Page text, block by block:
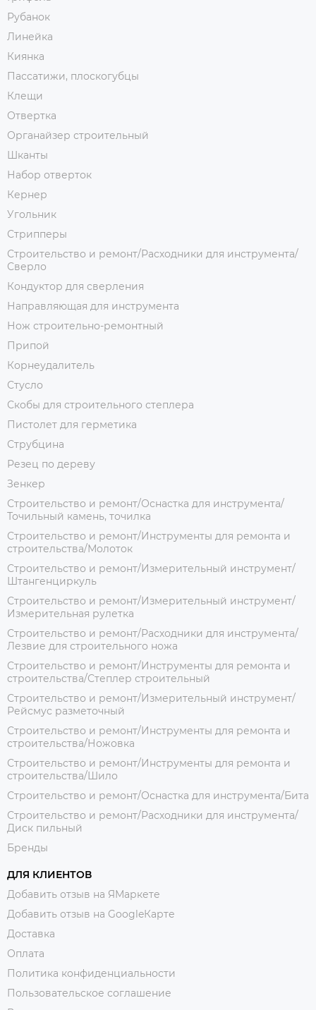
Рубанок
Линейка
Киянка
Пассатижи, плоскогубцы
Клещи
Отвертка
Органайзер строительный
Шканты
Набор отверток
Кернер
Угольник
Стрипперы
Строительство и ремонт/Расходники для инструмента/
Сверло
Кондуктор для сверления
Направляющая для инструмента
Нож строительно-ремонтный
Припой
Корнеудалитель
Стусло
Скобы для строительного степлера
Пистолет для герметика
Струбцина
Резец по дереву
Зенкер
Строительство и ремонт/Оснастка для инструмента/
Точильный камень, точилка
Строительство и ремонт/Инструменты для ремонта и
строительства/Молоток
Строительство и ремонт/Измерительный инструмент/
Штангенциркуль
Строительство и ремонт/Измерительный инструмент/
Измерительная рулетка
Строительство и ремонт/Расходники для инструмента/
Лезвие для строительного ножа
Строительство и ремонт/Инструменты для ремонта и
строительства/Степлер строительный
Строительство и ремонт/Измерительный инструмент/
Рейсмус разметочный
Строительство и ремонт/Инструменты для ремонта и
строительства/Ножовка
Строительство и ремонт/Инструменты для ремонта и
строительства/Шило
Строительство и ремонт/Оснастка для инструмента/Бита
Строительство и ремонт/Расходники для инструмента/
Диск пильный
Бренды
ДЛЯ КЛИЕНТОВ
Добавить отзыв на ЯМаркете
Добавить отзыв на GoogleКарте
Доставка
Оплата
Политика конфиденциальности
Пользовательское соглашение